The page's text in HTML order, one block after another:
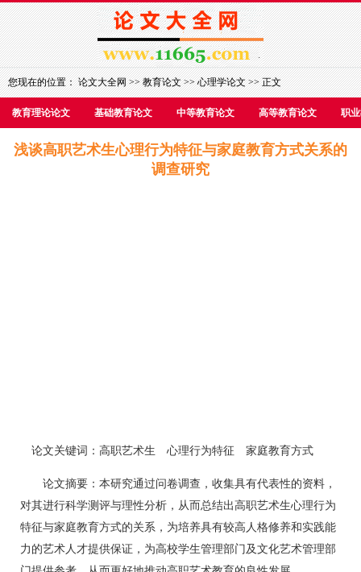
您现在的位置：论文大全网>>教育论文>>心理学论文>> 正文
教育理论论文 基础教育论文 中等教育论文 高等教育论文 职
浅谈高职艺术生心理行为特征与家庭教育方式关系的
调查研究
论文关键词：高职艺术生 心理行为特征 家庭教育方式
论文摘要：本研究通过问卷调查，收集具有代表性的资料，
对其进行科学测评与理性分析，从而总结出高职艺术生心理行为
特征与家庭教育方式的关系，为培养具有较高人格修养和实践能
力的艺术人才提供保证，为高校学生管理部门及文化艺术管理部